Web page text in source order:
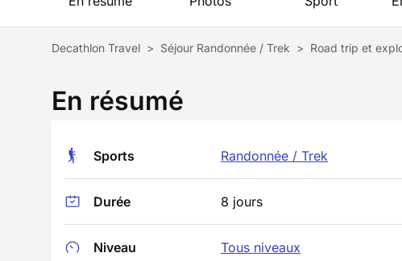
Decathlon Travel > Séjour Randonnée / Trek > Road trip et
En résumé
Sports Randonnée / Trek
Durée 8 jours
Niveau Tous niveaux